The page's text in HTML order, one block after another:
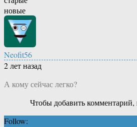
новые
Neofit56
2 лет назад
А кому сейчас легко?
Чтобы добавить комментарий,
Follow: